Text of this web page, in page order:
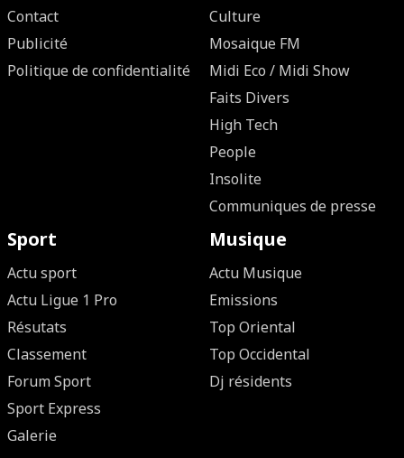
Contact
Publicité
Politique de confidentialité
Culture
Mosaique FM
Midi Eco / Midi Show
Faits Divers
High Tech
People
Insolite
Communiques de presse
Sport
Actu sport
Actu Ligue 1 Pro
Résutats
Classement
Forum Sport
Sport Express
Galerie
Musique
Actu Musique
Emissions
Top Oriental
Top Occidental
Dj résidents